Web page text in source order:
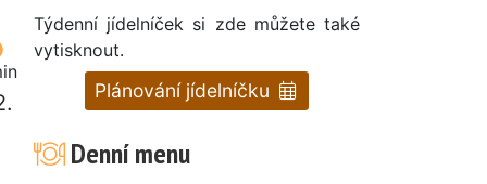
Týdenní jídelníček si zde můžete také
vytisknout.
Plánování jídelníčku
Denní menu